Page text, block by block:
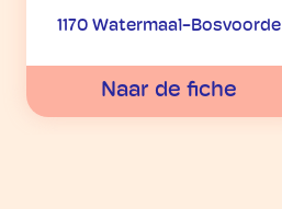
1170 Watermaal-Bosvoorde
Naar de fiche